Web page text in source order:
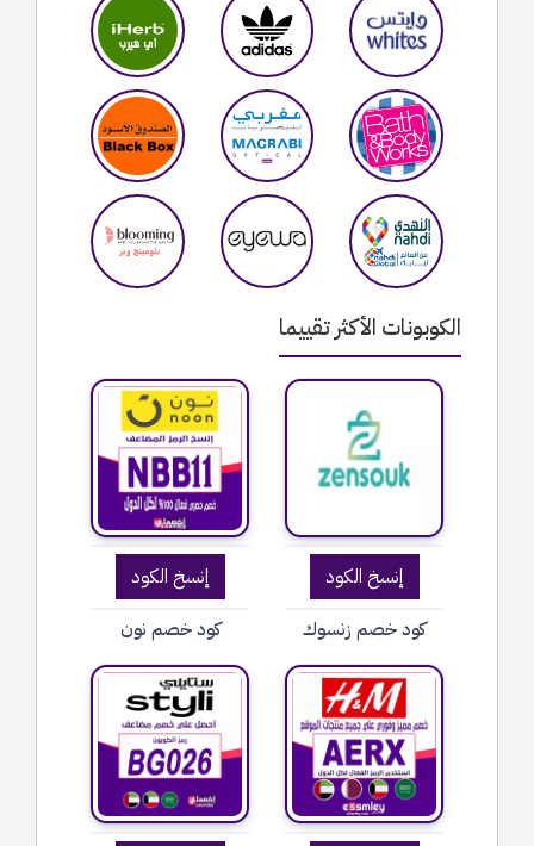
الكوبونات الأكثر تقييما
إنسخ الكود
كود خصم زنسوك
إنسخ الكود
كود خصم نون